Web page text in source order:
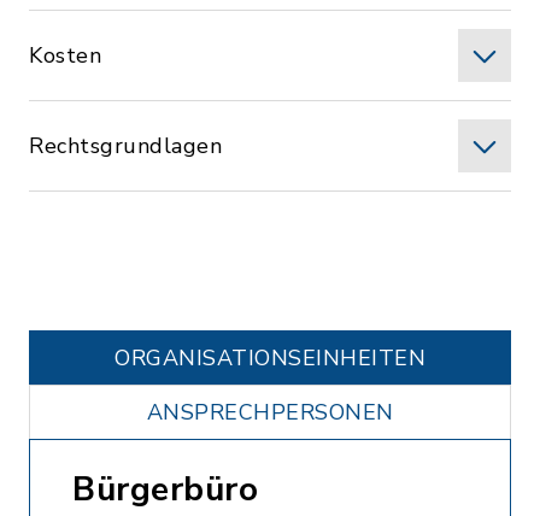
Kosten
Rechtsgrundlagen
ORGANISATIONS­EINHEITEN
ANSPRECHPERSONEN
Bürgerbüro